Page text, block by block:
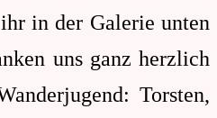
in der Galerie unten
uns ganz herzlich
Torsten,